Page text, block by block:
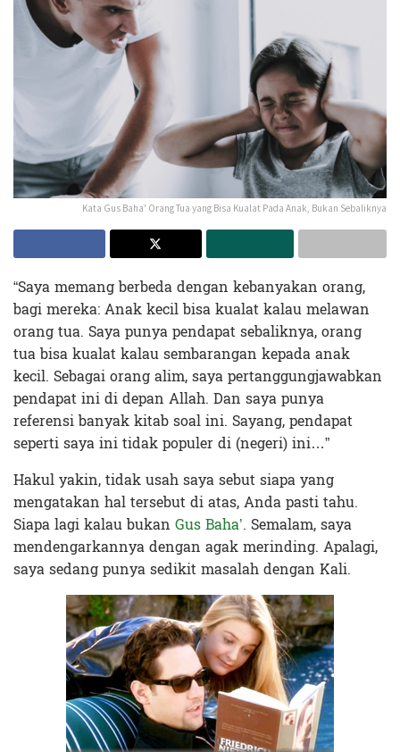
Kata Gus Baha' Orang Tua yang Bisa Kualat Pada Anak, Bukan Sebaliknya
“Saya memang berbeda dengan kebanyakan orang,
bagi mereka: Anak kecil bisa kualat kalau melawan
orang tua. Saya punya pendapat sebaliknya, orang
tua bisa kualat kalau sembarangan kepada anak
kecil. Sebagai orang alim, saya pertanggungjawabkan
pendapat ini di depan Allah. Dan saya punya
referensi banyak kitab soal ini. Sayang, pendapat
seperti saya ini tidak populer di (negeri) ini…”
Hakul yakin, tidak usah saya sebut siapa yang
mengatakan hal tersebut di atas, Anda pasti tahu.
Siapa lagi kalau bukan Gus Baha’. Semalam, saya
mendengarkannya dengan agak merinding. Apalagi,
saya sedang punya sedikit masalah dengan Kali.